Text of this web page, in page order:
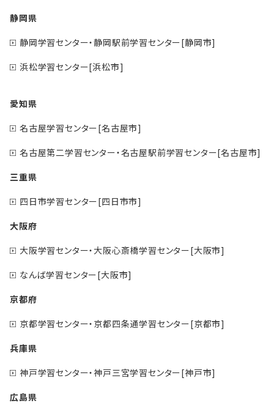
静岡県
静岡学習センター・静岡駅前学習センター[静岡市]
浜松学習センター[浜松市]
愛知県
名古屋学習センター[名古屋市]
名古屋第二学習センター・名古屋駅前学習センター[名古屋市]
三重県
四日市学習センター[四日市市]
大阪府
大阪学習センター・大阪心斎橋学習センター[大阪市]
なんば学習センター[大阪市]
京都府
京都学習センター・京都四条通学習センター[京都市]
兵庫県
神戸学習センター・神戸三宮学習センター[神戸市]
広島県